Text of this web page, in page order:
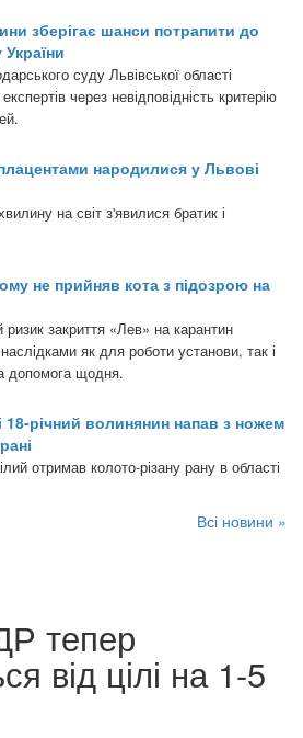
зберігає шанси потрапити до
суду Львівської області
через невідповідність критерію
народилися у Львові
на світ з'явилися братик і
не прийняв кота з підозрою на
закриття «Лев» на карантин
як для роботи установи, так і
допомога щодня.
18-річний волинянин напав з ножем
отримав колото-різану рану в області
Всі новини »
тепер
від цілі на 1-5